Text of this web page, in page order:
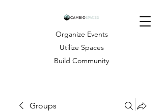
Organize Events
Utilize Spaces
Build Community
Groups